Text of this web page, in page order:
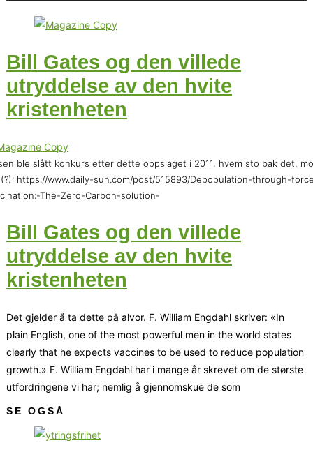
Bill Gates og den villede
utryddelse av den hvite
kristenheten
ble slått konkurs etter dette oppslaget i 2011, hvem sto bak det,
https://www.daily-sun.com/post/515893/Depopulation-through-
The-Zero-Carbon-solution-
Bill Gates og den villede
utryddelse av den hvite
kristenheten
Det gjelder å ta dette på alvor. F. William Engdahl skriver: «In
plain English, one of the most powerful men in the world states
clearly that he expects vaccines to be used to reduce population
growth.» F. William Engdahl har i mange år skrevet om de største
utfordringene vi har; nemlig å gjennomskue de som
SE OGSÅ